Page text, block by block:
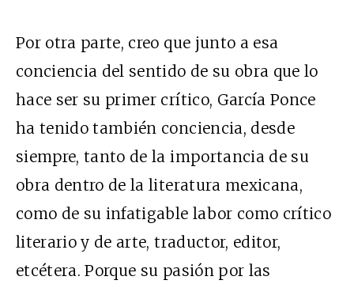
Por otra parte, creo que junto a esa
conciencia del sentido de su obra que lo
hace ser su primer crítico, García Ponce
ha tenido también conciencia, desde
siempre, tanto de la importancia de su
obra dentro de la literatura mexicana,
como de su infatigable labor como crítico
literario y de arte, traductor, editor,
etcétera. Porque su pasión por las